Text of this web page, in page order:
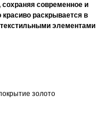
современное и
раскрывается в
элементами
золото